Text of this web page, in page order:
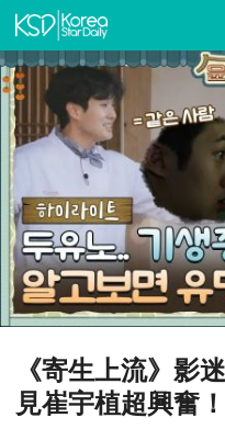
《寄生上流》影
見崔宇植超興奮！